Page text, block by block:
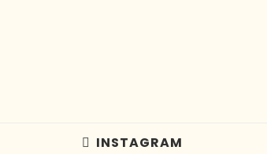
INSTAGRAM